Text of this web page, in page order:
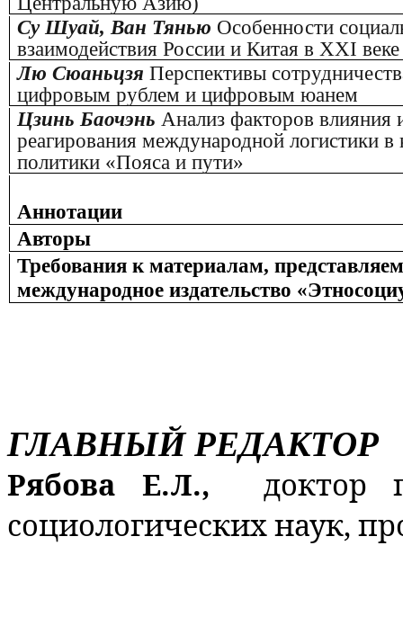
Су Шуай, Ван Тянью Особенности
взаимодействия России и Китая в XХI веке
Лю Сюаньцзя Перспективы
цифровым рублем и цифровым юанем
Цзинь Баочэнь Анализ факторов влияния
реагирования международной логистики в
политики «Пояса и пути»
Аннотации
Авторы
Требования к материалам,
международное издательство
ГЛАВНЫЙ РЕДАКТОР
Рябова Е.Л., доктор
социологических наук,